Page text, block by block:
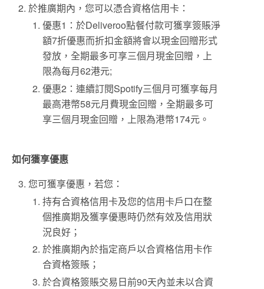
於推廣期內，您可以憑合資格信用卡：
優惠1：於Deliveroo點餐付款可獲享簽賬淨
額7折優惠而折扣金額將會以現金回贈形式
發放，全期最多可享三個月現金回贈，上
限為每月62港元;
優惠2：連續訂閱Spotify三個月可獲享每月
最高港幣58元月費現金回贈，全期最多可
享三個月現金回贈，上限為港幣174元。
如何獲享優惠
您可獲享優惠，若您：
持有合資格信用卡及您的信用卡戶口在整
個推廣期及獲享優惠時仍然有效及信用狀
況良好；
於推廣期內於指定商戶以合資格信用卡作
合資格簽賬；
於合資格簽賬交易日前90天內並未以合資